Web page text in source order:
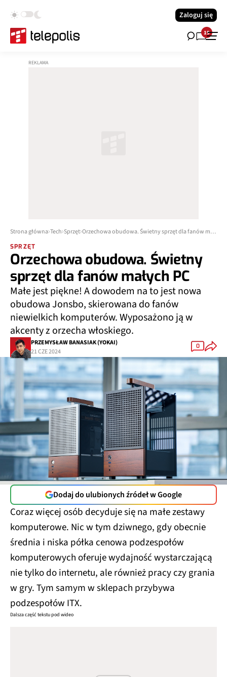
Zaloguj się
19
Strona główna Tech Sprzęt
SPRZĘT
Orzechowa obudowa. Świetny
sprzęt dla fanów małych PC
Małe jest piękne! A dowodem na to jest nowa
obudowa Jonsbo, skierowana do fanów
niewielkich komputerów. Wyposażono ją w
akcenty z orzecha włoskiego.
PRZEMYSŁAW BANASIAK (YOKAI)
21 CZE 2024
0
Dodaj do ulubionych źródeł w Google
Coraz więcej osób decyduje się na małe zestawy
komputerowe. Nic w tym dziwnego, gdy obecnie
średnia i niska półka cenowa podzespołów
komputerowych oferuje wydajność wystarczającą
nie tylko do internetu, ale również pracy czy grania
w gry. Tym samym w sklepach przybywa
podzespołów ITX.
Dalsza część tekstu pod wideo